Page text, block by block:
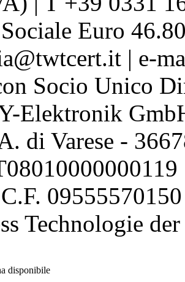
Euro
| e-
Socio Unico
Elektronik
di Varese -
09555570150
Technologie
disponibile